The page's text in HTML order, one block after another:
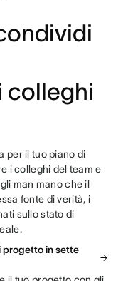
colleghi
per il tuo piano di
i colleghi del team e
man mano che il
fonte di verità, i
sullo stato di
progetto in sette